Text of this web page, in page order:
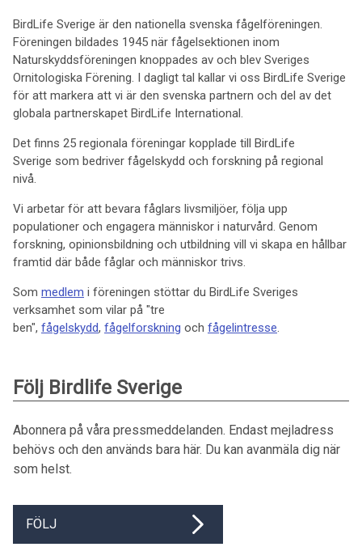
BirdLife Sverige är den nationella svenska fågelföreningen.
Föreningen bildades 1945 när fågelsektionen inom
Naturskyddsföreningen knoppades av och blev Sveriges
Ornitologiska Förening. I dagligt tal kallar vi oss BirdLife Sverige
för att markera att vi är den svenska partnern och del av det
globala partnerskapet BirdLife International.
Det finns 25 regionala föreningar kopplade till BirdLife
Sverige som bedriver fågelskydd och forskning på regional
nivå.
Vi arbetar för att bevara fåglars livsmiljöer, följa upp
populationer och engagera människor i naturvård. Genom
forskning, opinionsbildning och utbildning vill vi skapa en hållbar
framtid där både fåglar och människor trivs.
Som medlem i föreningen stöttar du BirdLife Sveriges
verksamhet som vilar på "tre
ben", fågelskydd, fågelforskning och fågelintresse.
Följ Birdlife Sverige
Abonnera på våra pressmeddelanden. Endast mejladress
behövs och den används bara här. Du kan avanmäla dig när
som helst.
FÖLJ